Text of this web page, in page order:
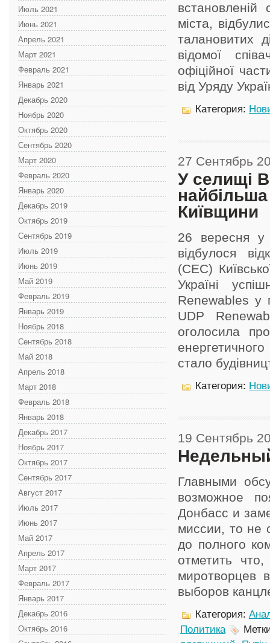
Июль 2021
Июнь 2021
Апрель 2021
Март 2021
Февраль 2021
Январь 2021
Декабрь 2020
Ноябрь 2020
Октябрь 2020
Сентябрь 2020
Март 2020
Февраль 2020
Январь 2020
Декабрь 2019
Октябрь 2019
Сентябрь 2019
Июль 2019
Июнь 2019
Май 2019
Февраль 2019
Январь 2019
Ноябрь 2018
Сентябрь 2018
Май 2018
Апрель 2018
Март 2018
Февраль 2018
Январь 2018
Декабрь 2017
Ноябрь 2017
Октябрь 2017
Сентябрь 2017
Август 2017
Июль 2017
Июнь 2017
Май 2017
Апрель 2017
Март 2017
Февраль 2017
Январь 2017
Декабрь 2016
Октябрь 2016
міста,
талановитих
відомої
офіційної
від Уряду
Категория:
27 Сентябрь
У селищі
Київщини
26 вересня у
відбулося
(СЕС)
Україні
Renewables у
UDP
оголосила
стало
Категория:
19 Сентябрь
Главными
возможное
Донбасс и
миссии, то не
до полного
отметить
миротворцев
выборов
Категория:
Политика